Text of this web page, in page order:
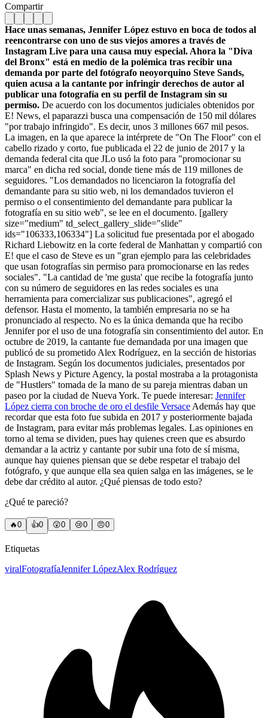
Compartir
Hace unas semanas, Jennifer López estuvo en boca de todos al
reencontrarse con uno de sus viejos amores a través de
Instagram Live para una causa muy especial. Ahora la "Diva
del Bronx" está en medio de la polémica tras recibir una
demanda por parte del fotógrafo neoyorquino Steve Sands,
quien acusa a la cantante por infringir derechos de autor al
publicar una fotografía en su perfil de Instagram sin su
permiso. De acuerdo con los documentos judiciales obtenidos por
E! News, el paparazzi busca una compensación de 150 mil dólares
"por trabajo infringido". Es decir, unos 3 millones 667 mil pesos.
La imagen, en la que aparece la intérprete de "On The Floor" con el
cabello rizado y corto, fue publicada el 22 de junio de 2017 y la
demanda federal cita que JLo usó la foto para "promocionar su
marca" en dicha red social, donde tiene más de 119 millones de
seguidores. "Los demandados no licenciaron la fotografía del
demandante para su sitio web, ni los demandados tuvieron el
permiso o el consentimiento del demandante para publicar la
fotografía en su sitio web", se lee en el documento. [gallery
size="medium" td_select_gallery_slide="slide"
ids="106333,106334"] La solicitud fue presentada por el abogado
Richard Liebowitz en la corte federal de Manhattan y compartió con
E! que el caso de Steve es un "gran ejemplo para las celebridades
que usan fotografías sin permiso para promocionarse en las redes
sociales". "La cantidad de 'me gusta' que recibe la fotografía junto
con su número de seguidores en las redes sociales es una
herramienta para comercializar sus publicaciones", agregó el
defensor. Hasta el momento, la también empresaria no se ha
pronunciado al respecto. No es la única demanda que ha recibo
Jennifer por el uso de una fotografía sin consentimiento del autor. En
octubre de 2019, la cantante fue demandada por una imagen que
publicó de su prometido Alex Rodríguez, en la sección de historias
de Instagram. Según los documentos judiciales, presentados por
Splash News y Picture Agency, la postal mostraba a la protagonista
de "Hustlers" tomada de la mano de su pareja mientras daban un
paseo por la ciudad de Nueva York. Te puede interesar: Jennifer
López cierra con broche de oro el desfile Versace Además hay que
recordar que esta foto fue subida en 2017 y posteriormente bajada
de Instagram, para evitar más problemas legales. Las opiniones en
torno al tema se dividen, pues hay quienes creen que es absurdo
demandar a la actriz y cantante por subir una foto de sí misma,
aunque hay quienes piensan que se debe respetar el trabajo del
fotógrafo, y que aunque ella sea quien salga en las imágenes, se le
debe dar crédito al autor. ¿Qué piensas de todo esto?
¿Qué te pareció?
🔥0 👍0 😲0 😢0 😠0
Etiquetas
viralFotografíaJennifer LópezAlex Rodríguez